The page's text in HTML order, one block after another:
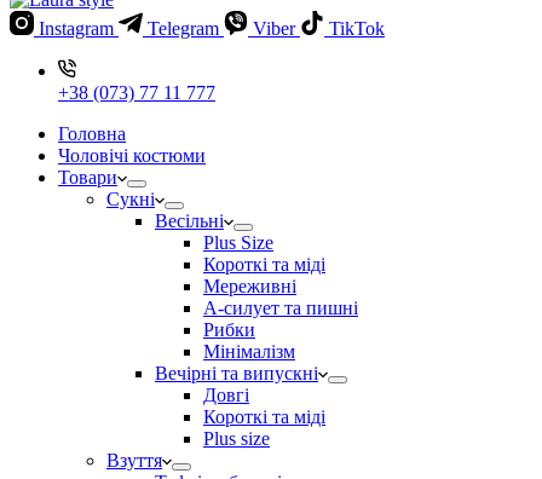
Instagram Telegram Viber TikTok
+38 (073) 77 11 777
Головна
Чоловічі костюми
Товари
Сукні
Весільні
Plus Size
Короткі та міді
Мереживні
А-силует та пишні
Рибки
Мінімалізм
Вечірні та випускні
Довгі
Короткі та міді
Plus size
Взуття